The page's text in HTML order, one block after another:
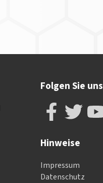
Folgen Sie uns
Hinweise
Impressum
Datenschutz